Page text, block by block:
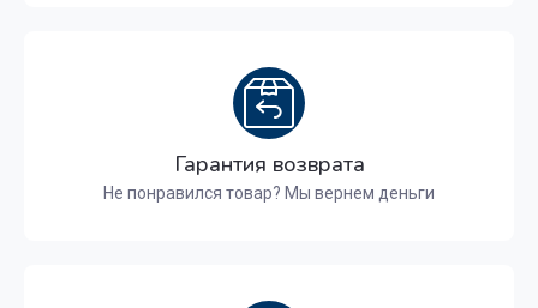
Гарантия возврата
Не понравился товар? Мы вернем деньги